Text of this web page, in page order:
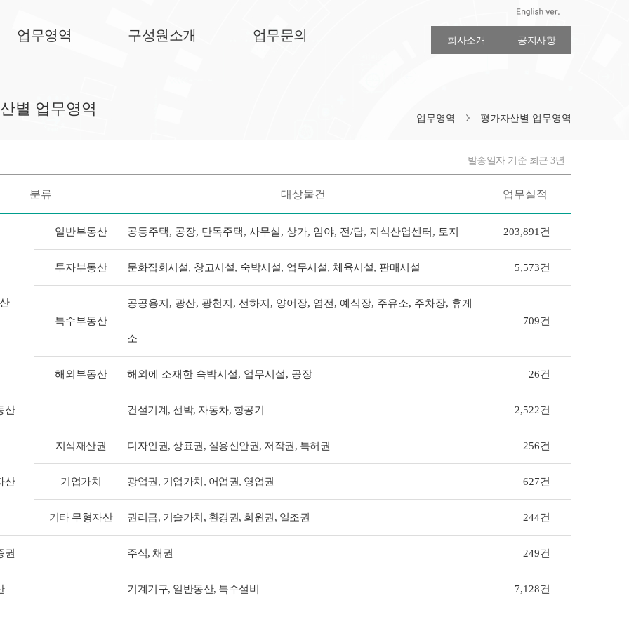
업무영역 구성원소개 업무문의 회사소개 공지사항
별 업무영역
업무영역 평가자산별 업무영역
발송일자 기준 최근 3년
분류 대상물건 업무실적
일반부동산 공동주택, 공장, 단독주택, 사무실, 상가, 임야, 전/답, 지식산업센터, 토지 203,891건
투자부동산 문화집회시설, 창고시설, 숙박시설, 업무시설, 체육시설, 판매시설 5,573건
특수부동산
공공용지, 광산, 광천지, 선하지, 양어장, 염전, 예식장, 주유소, 주차장, 휴게
소
709건
해외부동산 해외에 소재한 숙박시설, 업무시설, 공장 26건
산 건설기계, 선박, 자동차, 항공기 2,522건
산
지식재산권 디자인권, 상표권, 실용신안권, 저작권, 특허권 256건
기업가치 광업권, 기업가치, 어업권, 영업권 627건
기타 무형자산 권리금, 기술가치, 환경권, 회원권, 일조권 244건
권 주식, 채권 249건
기계기구, 일반동산, 특수설비 7,128건